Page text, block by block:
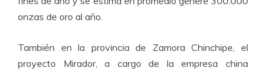
onzas de oro al año.
También en la provincia de Zamora Chinchipe, el
proyecto Mirador, a cargo de la empresa china